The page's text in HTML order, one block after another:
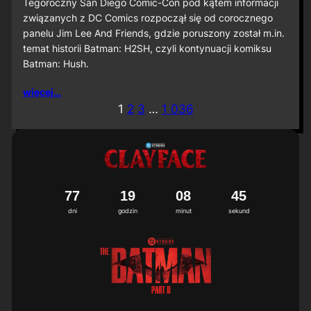
D
C
2
o
w
a
Tegoroczny San Diego Comic-Con pod kątem informacji
związanych z DC Comics rozpoczął się od corocznego
panelu Jim Lee And Friends, gdzie poruszony został m.in.
temat historii Batman: H2SH, czyli kontynuacji komiksu
Batman: Hush.
więcej…
1 2 3 … 1 036
dni
77
godzin
19
minut
08
sekund
42
3